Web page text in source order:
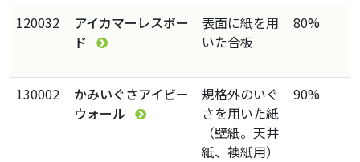
120032
アイカマーレスボー
ド
表面に紙を用
いた合板
80%
130002
かみいぐさアイビー
ウォール
規格外のいぐ
さを用いた紙
（壁紙。天井
紙、襖紙用）
90%